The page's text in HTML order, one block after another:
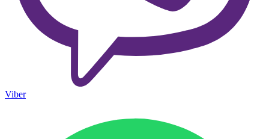
Viber